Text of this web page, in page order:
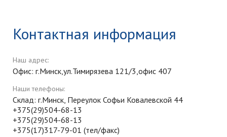
Контактная информация
Наш адрес:
Офис: г.Минск,ул.Тимирязева 121/3,офис 407
Наши телефоны:
Склад: г.Минск, Переулок Софьи Ковалевской 44
+375(29)504-68-13
+375(29)504-68-13
+375(17)317-79-01 (тел/факс)